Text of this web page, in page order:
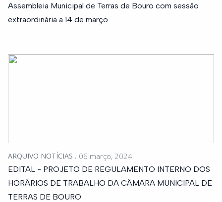
Assembleia Municipal de Terras de Bouro com sessão
extraordinária a 14 de março
ARQUIVO NOTÍCIAS 06 março, 2024
EDITAL - PROJETO DE REGULAMENTO INTERNO DOS
HORÁRIOS DE TRABALHO DA CÂMARA MUNICIPAL DE
TERRAS DE BOURO